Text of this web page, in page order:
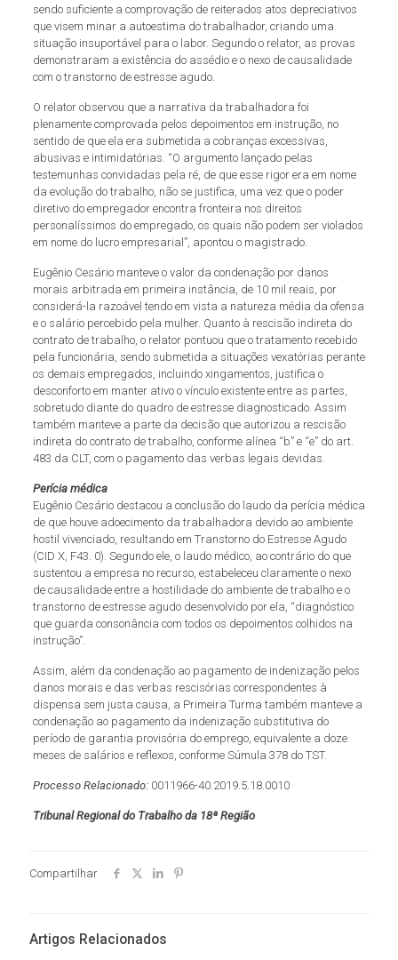
sendo suficiente a comprovação de reiterados atos depreciativos
que visem minar a autoestima do trabalhador, criando uma
situação insuportável para o labor. Segundo o relator, as provas
demonstraram a existência do assédio e o nexo de causalidade
com o transtorno de estresse agudo.
O relator observou que a narrativa da trabalhadora foi
plenamente comprovada pelos depoimentos em instrução, no
sentido de que ela era submetida a cobranças excessivas,
abusivas e intimidatórias. “O argumento lançado pelas
testemunhas convidadas pela ré, de que esse rigor era em nome
da evolução do trabalho, não se justifica, uma vez que o poder
diretivo do empregador encontra fronteira nos direitos
personalíssimos do empregado, os quais não podem ser violados
em nome do lucro empresarial”, apontou o magistrado.
Eugênio Cesário manteve o valor da condenação por danos
morais arbitrada em primeira instância, de 10 mil reais, por
considerá-la razoável tendo em vista a natureza média da ofensa
e o salário percebido pela mulher. Quanto à rescisão indireta do
contrato de trabalho, o relator pontuou que o tratamento recebido
pela funcionária, sendo submetida a situações vexatórias perante
os demais empregados, incluindo xingamentos, justifica o
desconforto em manter ativo o vínculo existente entre as partes,
sobretudo diante do quadro de estresse diagnosticado. Assim
também manteve a parte da decisão que autorizou a rescisão
indireta do contrato de trabalho, conforme alínea “b” e “e” do art.
483 da CLT, com o pagamento das verbas legais devidas.
Perícia médica
Eugênio Cesário destacou a conclusão do laudo da perícia médica
de que houve adoecimento da trabalhadora devido ao ambiente
hostil vivenciado, resultando em Transtorno do Estresse Agudo
(CID X, F43. 0). Segundo ele, o laudo médico, ao contrário do que
sustentou a empresa no recurso, estabeleceu claramente o nexo
de causalidade entre a hostilidade do ambiente de trabalho e o
transtorno de estresse agudo desenvolvido por ela, “diagnóstico
que guarda consonância com todos os depoimentos colhidos na
instrução”.
Assim, além da condenação ao pagamento de indenização pelos
danos morais e das verbas rescisórias correspondentes à
dispensa sem justa causa, a Primeira Turma também manteve a
condenação ao pagamento da indenização substitutiva do
período de garantia provisória do emprego, equivalente a doze
meses de salários e reflexos, conforme Súmula 378 do TST.
Processo Relacionado:0011966-40.2019.5.18.0010
Tribunal Regional do Trabalho da 18ª Região
Compartilhar
Artigos Relacionados